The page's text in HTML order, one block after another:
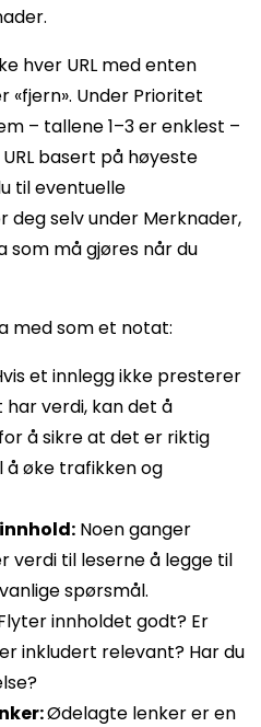
hver URL med enten
«fjern». Under Prioritet
– tallene 1–3 er enklest –
basert på høyeste
til eventuelle
selv under Merknader,
som må gjøres når du
med som et notat:
et innlegg ikke presterer
verdi, kan det å
å sikre at det er riktig
øke trafikken og
Noen ganger
verdi til leserne å legge til
spørsmål.
innholdet godt? Er
inkludert relevant? Har du
Ødelagte lenker er en